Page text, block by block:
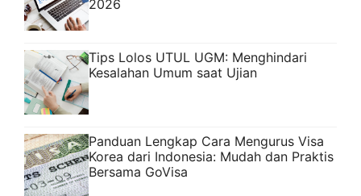
2026
Tips Lolos UTUL UGM: Menghindari
Kesalahan Umum saat Ujian
Panduan Lengkap Cara Mengurus Visa
Korea dari Indonesia: Mudah dan Praktis
Bersama GoVisa